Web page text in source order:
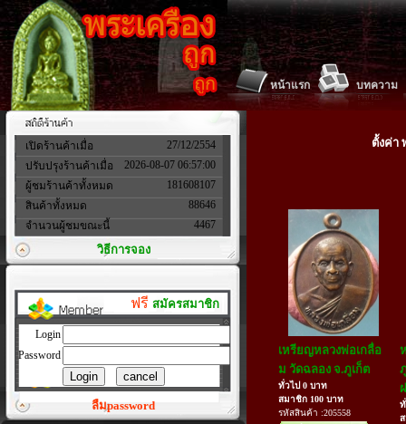
หน้าแรก บทความ
เปิดร้านค้าเมื่อ
27/12/2554
ปรับปรุงร้านค้าเมื่อ
2026-08-07 06:57:00
ผู้ชมร้านค้าทั้งหมด
181608107
สินค้าทั้งหมด
88646
จำนวนผู้ชมขณะนี้
4467
วิธีการจอง
ฟรี สมัครสมาชิก
Login
Password
ลืมpassword
ตั้งค่า
เหรียญหลวงพ่อเกลื่อ
ม วัดฉลอง จ.ภูเก็ต
ทั่วไป 0 บาท
สมาชิก 100 บาท
รหัสสินค้า :205558